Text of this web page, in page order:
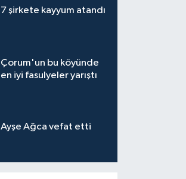
7 şirkete kayyum atandı
Çorum'un bu köyünde
en iyi fasulyeler yarıştı
Ayşe Ağca vefat etti